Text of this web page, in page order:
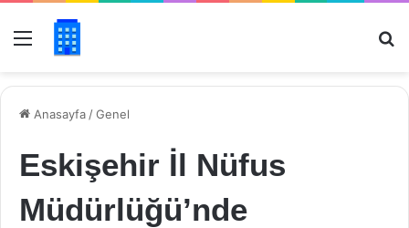
Menü
Anasayfa /Genel
Eskişehir İl Nüfus
Müdürlüğü’nde